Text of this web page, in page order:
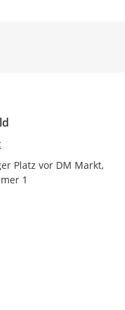
Platz vor DM Markt,
1